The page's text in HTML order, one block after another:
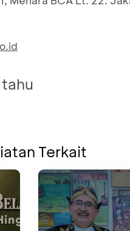
Terkait